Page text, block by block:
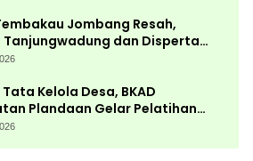
Jombang Resah,
Tanjungwadung dan Disperta
Cepat
Kelola Desa, BKAD
Plandaan Gelar Pelatihan
Pemdes